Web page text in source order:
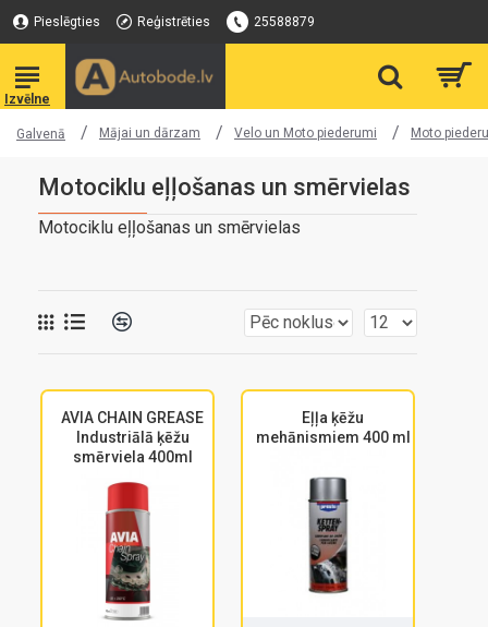
Pieslēgties Reģistrēties 25588879
Galvenā Mājai un dārzam Velo un Moto piederumi Moto
Motociklu eļļošanas un smērvielas
Motociklu eļļošanas un smērvielas
AVIA CHAIN GREASE
Industriālā ķēžu
smērviela 400ml
Eļļa ķēžu
mehānismiem 400 ml